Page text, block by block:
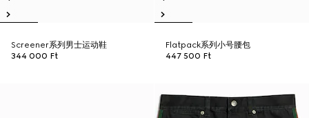
Screener系列男士运动鞋
344 000 Ft
Flatpack系列小号腰包
447 500 Ft